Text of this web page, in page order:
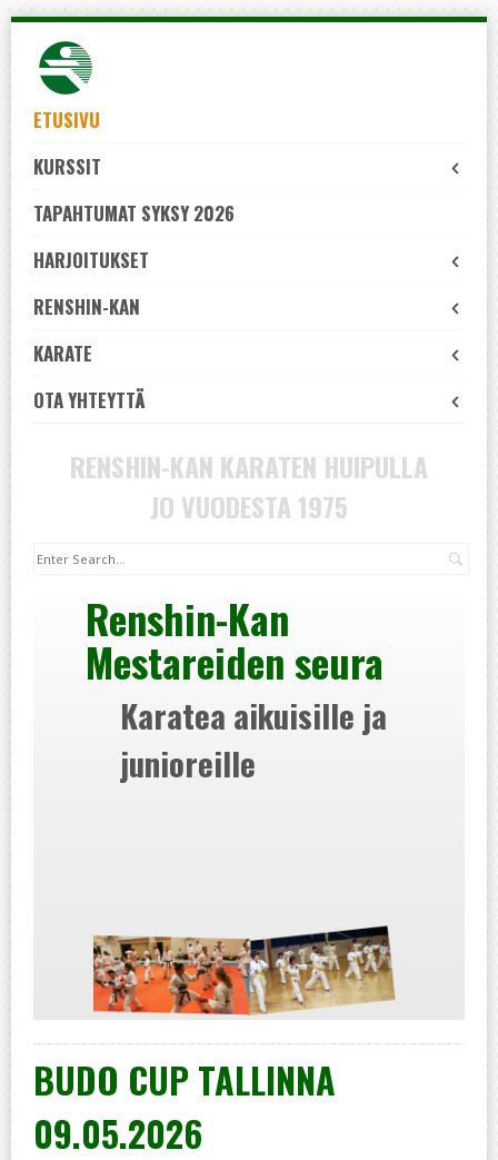
navigation
Skip
content
ETUSIVU
KURSSIT
TAPAHTUMAT SYKSY 2026
HARJOITUKSET
RENSHIN-KAN
KARATE
OTA YHTEYTTÄ
RENSHIN-KAN KARATEN HUIPULLA
JO VUODESTA 1975
Renshin-Kan
Mestareiden seura
Karatea aikuisille ja
junioreille
BUDO CUP TALLINNA
09.05.2026